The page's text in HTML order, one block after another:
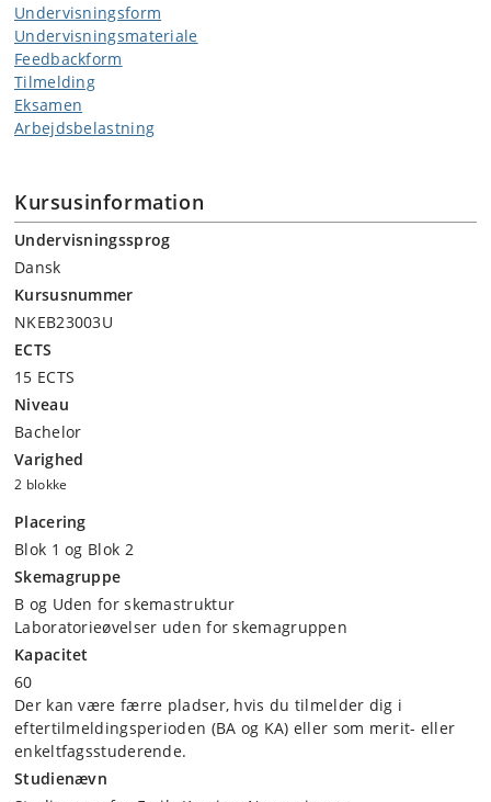
Undervisningsform
Undervisningsmateriale
Feedbackform
Tilmelding
Eksamen
Arbejdsbelastning
Kursusinformation
Undervisningssprog
Dansk
Kursusnummer
NKEB23003U
ECTS
15 ECTS
Niveau
Bachelor
Varighed
2 blokke
Placering
Blok 1 og Blok 2
Skemagruppe
B og Uden for skemastruktur
Laboratorieøvelser uden for skemagruppen
Kapacitet
60
Der kan være færre pladser, hvis du tilmelder dig i
eftertilmeldingsperioden (BA og KA) eller som merit- eller
enkeltfagsstuderende.
Studienævn